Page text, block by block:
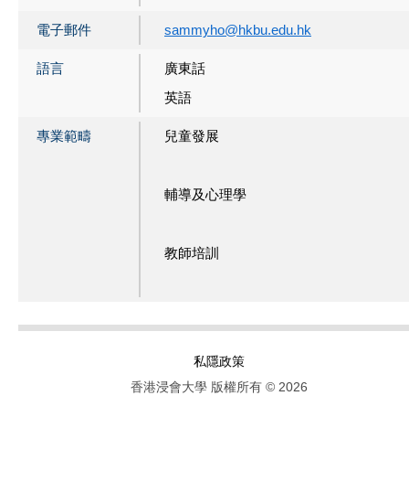
電子郵件 sammyho@hkbu.edu.hk
語言
廣東話
英語
專業範疇 兒童發展
輔導及心理學
教師培訓
私隱政策
香港浸會大學 版權所有 © 2026